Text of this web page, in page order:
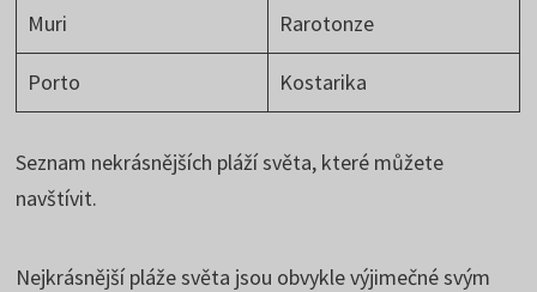
Muri Rarotonze
Porto Kostarika
Seznam nekrásnějších pláží světa, které můžete
navštívit.
Nejkrásnější pláže světa jsou obvykle výjimečné svým